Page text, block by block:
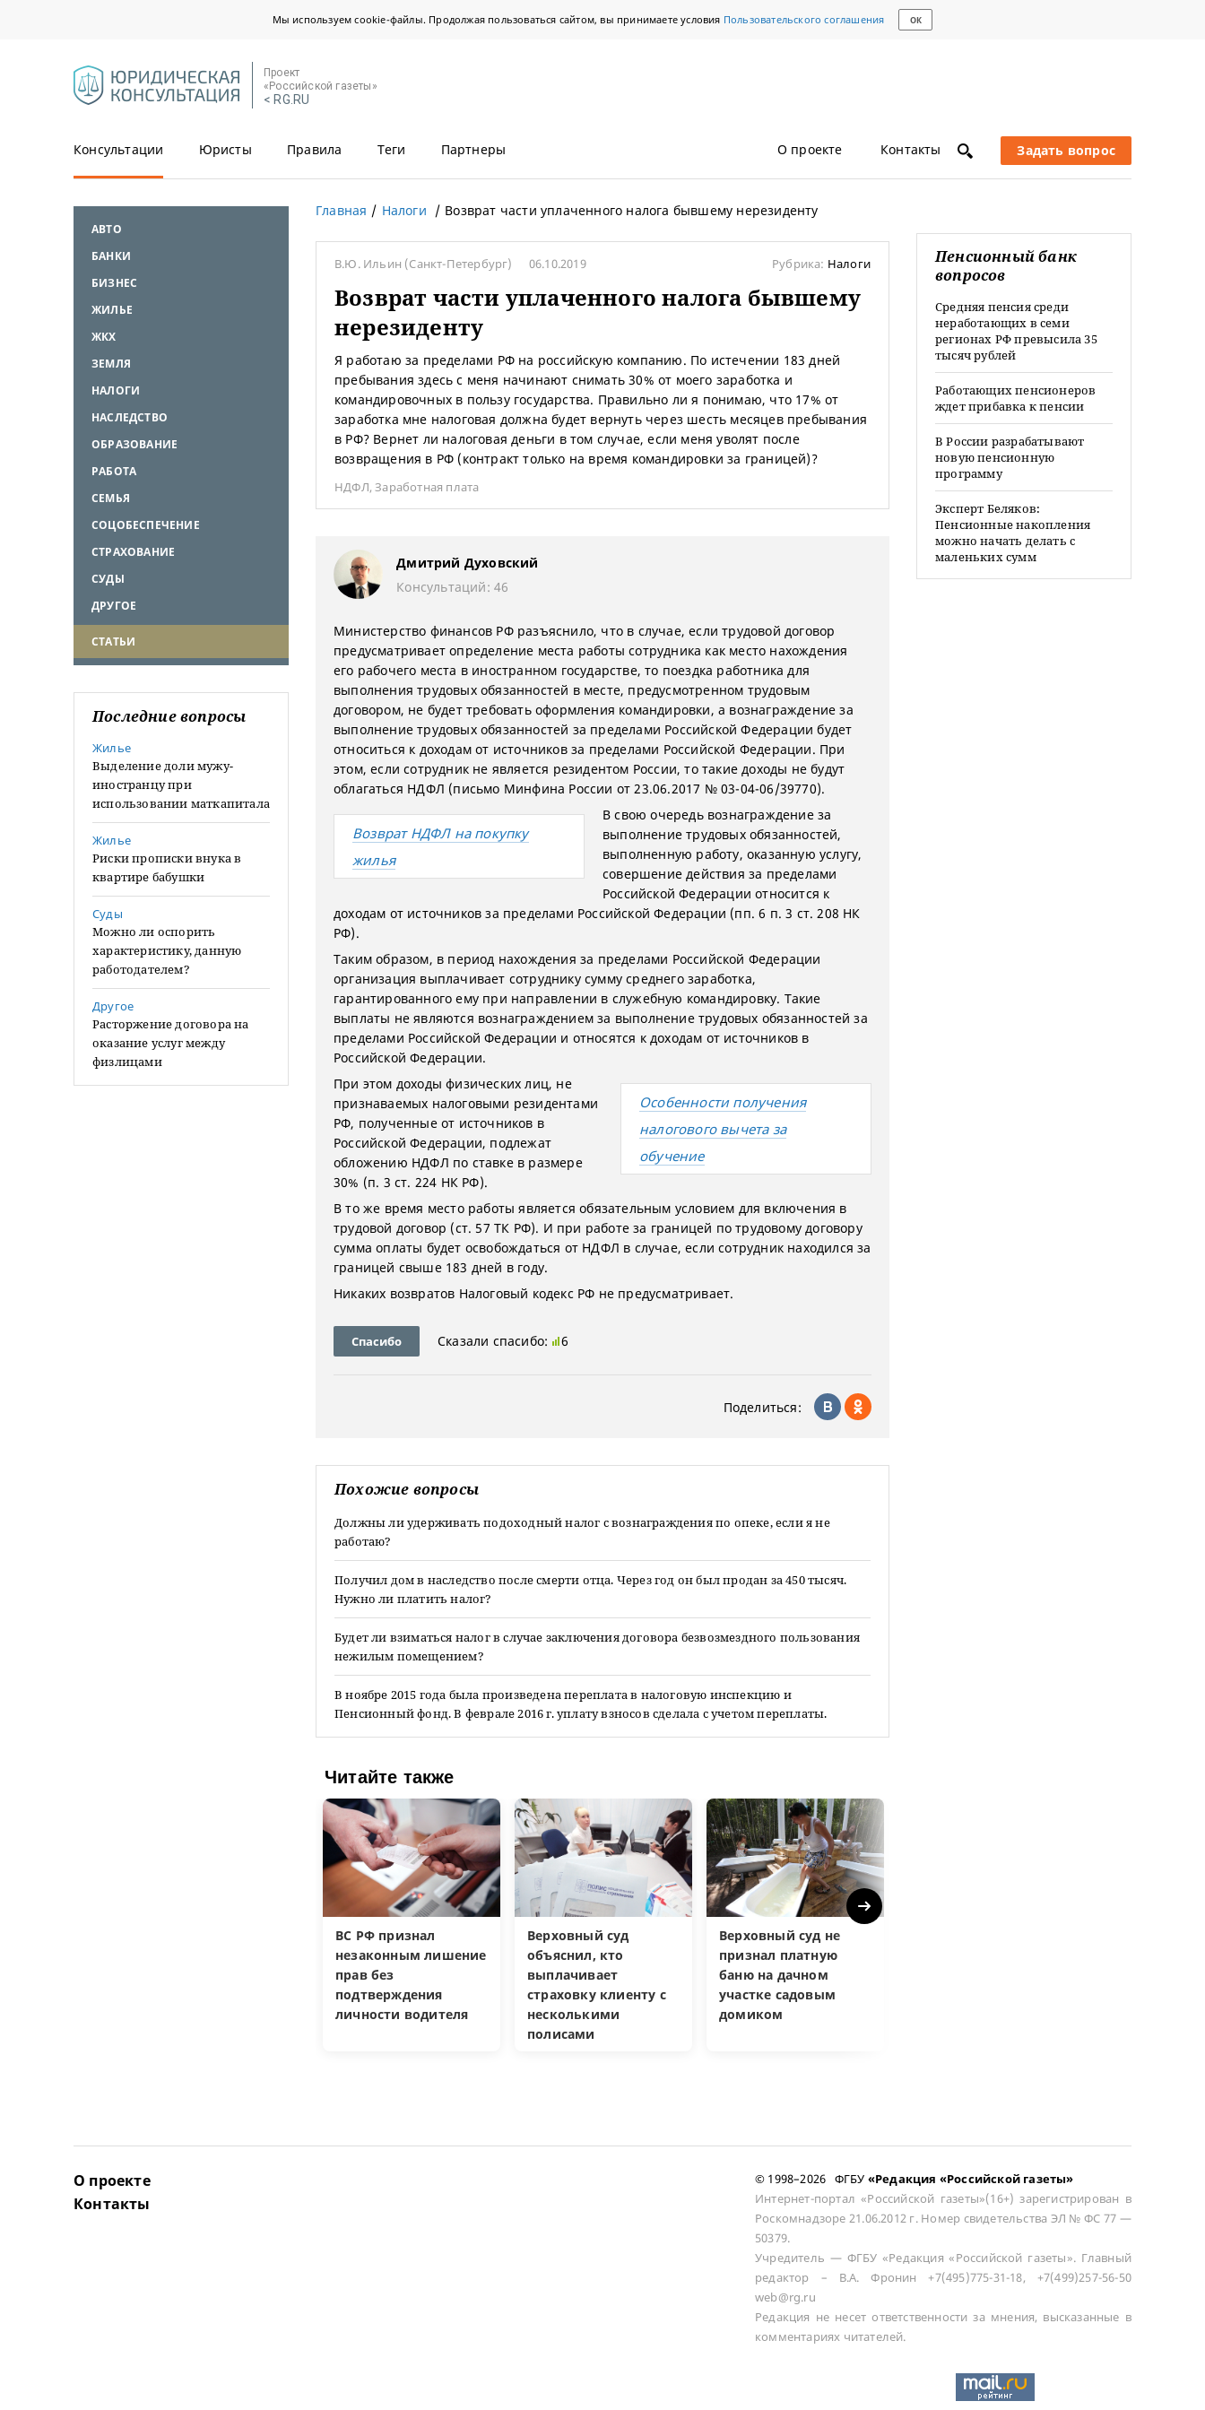
Мы используем cookie-файлы. Продолжая пользоваться сайтом, вы принимаете условия Пользовательского соглашения ОК
Проект
«Российской газеты»
< RG.RU
Консультации Юристы Правила Теги Партнеры О проекте Контакты Задать вопрос
АВТО
БАНКИ
БИЗНЕС
ЖИЛЬЕ
ЖКХ
ЗЕМЛЯ
НАЛОГИ
НАСЛЕДСТВО
ОБРАЗОВАНИЕ
РАБОТА
СЕМЬЯ
СОЦОБЕСПЕЧЕНИЕ
СТРАХОВАНИЕ
СУДЫ
ДРУГОЕ
СТАТЬИ
Последние вопросы
Жилье
Выделение доли мужу-
иностранцу при
использовании маткапитала
Жилье
Риски прописки внука в
квартире бабушки
Суды
Можно ли оспорить
характеристику, данную
работодателем?
Другое
Расторжение договора на
оказание услуг между
физлицами
Главная Налоги Возврат части уплаченного налога бывшему нерезиденту
В.Ю. Ильин (Санкт-Петербург) 06.10.2019 Рубрика: Налоги
Возврат части уплаченного налога бывшему
нерезиденту
Я работаю за пределами РФ на российскую компанию. По истечении 183 дней
пребывания здесь с меня начинают снимать 30% от моего заработка и
командировочных в пользу государства. Правильно ли я понимаю, что 17% от
заработка мне налоговая должна будет вернуть через шесть месяцев пребывания
в РФ? Вернет ли налоговая деньги в том случае, если меня уволят после
возвращения в РФ (контракт только на время командировки за границей)?
НДФЛ,Заработная плата
Дмитрий Духовский
Консультаций: 46
Министерство финансов РФ разъяснило, что в случае, если трудовой договор
предусматривает определение места работы сотрудника как место нахождения
его рабочего места в иностранном государстве, то поездка работника для
выполнения трудовых обязанностей в месте, предусмотренном трудовым
договором, не будет требовать оформления командировки, а вознаграждение за
выполнение трудовых обязанностей за пределами Российской Федерации будет
относиться к доходам от источников за пределами Российской Федерации. При
этом, если сотрудник не является резидентом России, то такие доходы не будут
облагаться НДФЛ (письмо Минфина России от 23.06.2017 № 03-04-06/39770).
Возврат НДФЛ на покупку
жилья
В свою очередь вознаграждение за
выполнение трудовых обязанностей,
выполненную работу, оказанную услугу,
совершение действия за пределами
Российской Федерации относится к
доходам от источников за пределами Российской Федерации (пп. 6 п. 3 ст. 208 НК
РФ).
Таким образом, в период нахождения за пределами Российской Федерации
организация выплачивает сотруднику сумму среднего заработка,
гарантированного ему при направлении в служебную командировку. Такие
выплаты не являются вознаграждением за выполнение трудовых обязанностей за
пределами Российской Федерации и относятся к доходам от источников в
Российской Федерации.
Особенности получения
налогового вычета за
обучение
При этом доходы физических лиц, не
признаваемых налоговыми резидентами
РФ, полученные от источников в
Российской Федерации, подлежат
обложению НДФЛ по ставке в размере
30% (п. 3 ст. 224 НК РФ).
В то же время место работы является обязательным условием для включения в
трудовой договор (ст. 57 ТК РФ). И при работе за границей по трудовому договору
сумма оплаты будет освобождаться от НДФЛ в случае, если сотрудник находился за
границей свыше 183 дней в году.
Никаких возвратов Налоговый кодекс РФ не предусматривает.
Спасибо Сказали спасибо: 6
Поделиться:
Похожие вопросы
Должны ли удерживать подоходный налог с вознаграждения по опеке, если я не
работаю?
Получил дом в наследство после смерти отца. Через год он был продан за 450 тысяч.
Нужно ли платить налог?
Будет ли взиматься налог в случае заключения договора безвозмездного пользования
нежилым помещением?
В ноябре 2015 года была произведена переплата в налоговую инспекцию и
Пенсионный фонд. В феврале 2016 г. уплату взносов сделала с учетом переплаты.
Читайте также
ВС РФ признал
незаконным лишение
прав без
подтверждения
личности водителя
Верховный суд
объяснил, кто
выплачивает
страховку клиенту с
несколькими
полисами
Верховный суд не
признал платную
баню на дачном
участке садовым
домиком
Next
Пенсионный банк
вопросов
Средняя пенсия среди
неработающих в семи
регионах РФ превысила 35
тысяч рублей
Работающих пенсионеров
ждет прибавка к пенсии
В России разрабатывают
новую пенсионную
программу
Эксперт Беляков:
Пенсионные накопления
можно начать делать с
маленьких сумм
О проекте
Контакты
© 1998–2026 ФГБУ «Редакция «Российской газеты»
Интернет-портал «Российской газеты»(16+) зарегистрирован в
Роскомнадзоре 21.06.2012 г. Номер свидетельства ЭЛ № ФС 77 —
50379.
Учредитель — ФГБУ «Редакция «Российской газеты». Главный
редактор – В.А. Фронин +7(495)775-31-18, +7(499)257-56-50
web@rg.ru
Редакция не несет ответственности за мнения, высказанные в
комментариях читателей.